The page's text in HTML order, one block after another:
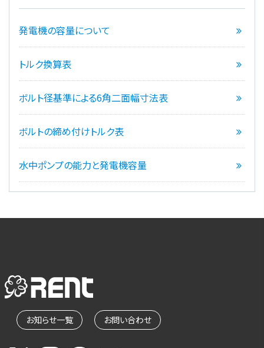
発電機の容量について
トルク換算表
ボルト径基準による6角二面幅寸法表
ボルトの締め付けトルク表
水中ポンプの能力と発電機容量
お知らせ一覧 お問い合わせ